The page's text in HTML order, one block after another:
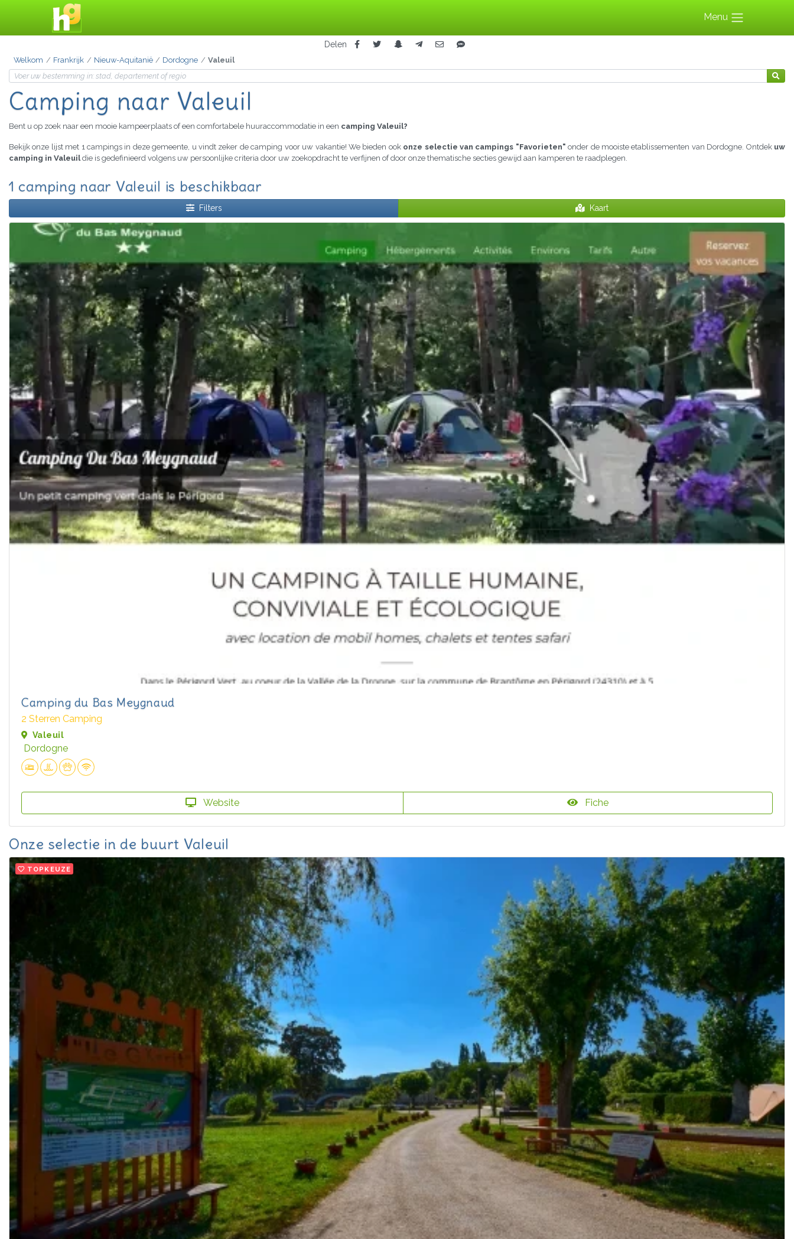
Menu
Delen
Welkom Frankrijk Nieuw-Aquitanië Dordogne Valeuil
Camping naar Valeuil
Bent u op zoek naar een mooie kampeerplaats of een comfortabele huuraccommodatie in een camping Valeuil?
Bekijk onze lijst met 1 campings in deze gemeente, u vindt zeker de camping voor uw vakantie! We bieden ook onze selectie van campings "Favorieten" onder de mooiste etablissementen van Dordogne. Ontdek uw
camping in Valeuildie is gedefinieerd volgens uw persoonlijke criteria door uw zoekopdracht te verfijnen of door onze thematische secties gewijd aan kamperen te raadplegen.
1 camping naar Valeuil is beschikbaar
Filters Kaart
Camping du Bas Meygnaud
2 Sterren Camping
Valeuil
Dordogne
Website Fiche
Onze selectie in de buurt Valeuil
TOPKEUZE